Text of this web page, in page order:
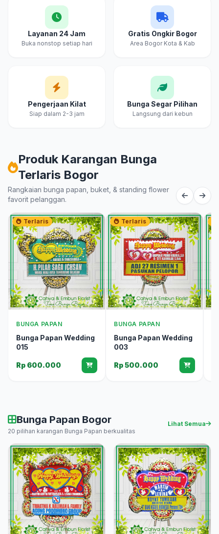
Layanan 24 Jam
Buka nonstop setiap hari
Gratis Ongkir Bogor
Area Bogor Kota & Kab
Pengerjaan Kilat
Siap dalam 2-3 jam
Bunga Segar Pilihan
Langsung dari kebun
Produk Karangan Bunga
Terlaris Bogor
Rangkaian bunga papan, buket, & standing flower
favorit pelanggan.
Terlaris
BUNGA PAPAN
Bunga Papan Wedding
015
Rp 600.000
Terlaris
BUNGA PAPAN
Bunga Papan Wedding
003
Rp 500.000
Bunga Papan Bogor
20 pilihan karangan Bunga Papan berkualitas
Lihat Semua